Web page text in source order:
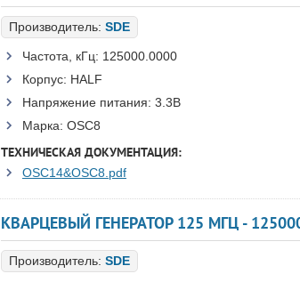
Производитель: SDE
Частота, кГц: 125000.0000
Корпус: HALF
Напряжение питания: 3.3В
Марка: OSC8
ТЕХНИЧЕСКАЯ ДОКУМЕНТАЦИЯ:
OSC14&OSC8.pdf
КВАРЦЕВЫЙ ГЕНЕРАТОР 125 МГЦ - 125000
Производитель: SDE